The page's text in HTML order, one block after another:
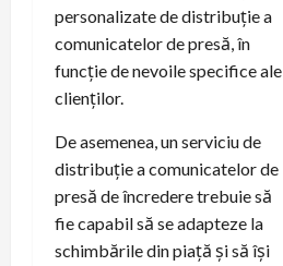
personalizate de distribuție a
comunicatelor de presă, în
funcție de nevoile specifice ale
clienților.
De asemenea, un serviciu de
distribuție a comunicatelor de
presă de încredere trebuie să
fie capabil să se adapteze la
schimbările din piață și să își